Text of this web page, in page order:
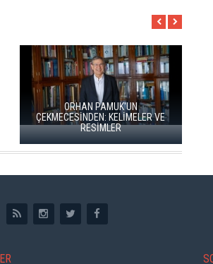
VE
İKİ KİTAP VE BİTMEYEN BİR ENERJİ